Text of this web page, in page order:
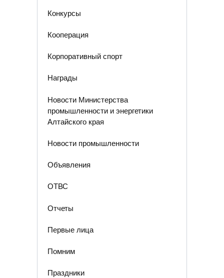
Конкурсы
Кооперация
Корпоративный спорт
Награды
Новости Министерства
промышленности и энергетики
Алтайского края
Новости промышленности
Объявления
ОТВС
Отчеты
Первые лица
Помним
Праздники